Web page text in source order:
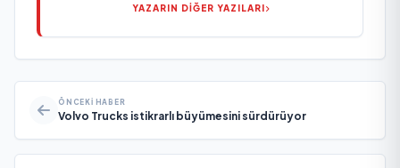
YAZARIN DİĞER YAZILARI
ÖNCEKI HABER
Volvo Trucks istikrarlı büyümesini sürdürüyor